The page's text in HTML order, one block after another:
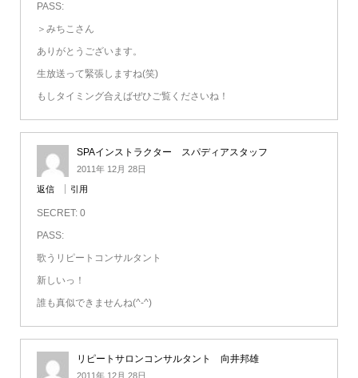
PASS:
＞みちこさん
ありがとうございます。
生放送って緊張しますね(笑)
もしタイミング合えばぜひご覧くださいね！
SPAインストラクター スパディアスタッフ
2011年 12月 28日
返信 引用
SECRET: 0
PASS:
歌うリピートコンサルタント
新しいっ！
誰も真似できませんね(^-^)
リピートサロンコンサルタント 向井邦雄
2011年 12月 28日